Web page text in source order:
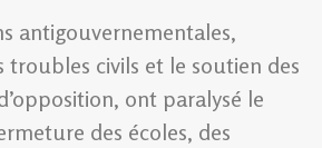
antigouvernementales,
troubles civils et le soutien des
ont paralysé le
des écoles, des